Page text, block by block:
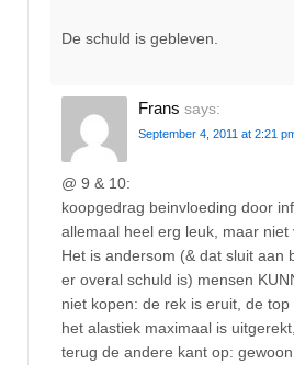
De schuld is gebleven.
Frans says:
September 4, 2011 at 2:21
@ 9 & 10:
koopgedrag beinvloeding door
allemaal heel erg leuk, maar niet
Het is andersom (& dat sluit aan
er overal schuld is) mensen
niet kopen: de rek is eruit, de
het alastiek maximaal is
terug de andere kant op: